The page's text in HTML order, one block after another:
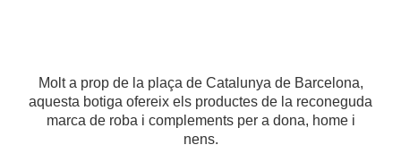
Molt a prop de la plaça de Catalunya de Barcelona,
aquesta botiga ofereix els productes de la reconeguda
marca de roba i complements per a dona, home i
nens.